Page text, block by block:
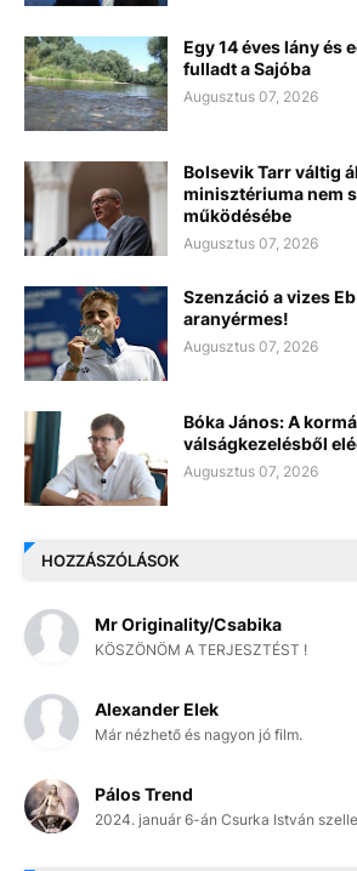
Egy 14 éves lány és
fulladt a Sajóba
Augusztus 07, 2026
Bolsevik Tarr váltig
minisztériuma nem
működésébe
Augusztus 07, 2026
Szenzáció a vizes
aranyérmes!
Augusztus 07, 2026
Bóka János: A
válságkezelésből
Augusztus 07, 2026
HOZZÁSZÓLÁSOK
Mr Originality/Csabika
KÖSZÖNÖM A TERJESZTÉST !
Alexander Elek
Már nézhető és nagyon jó film.
Pálos Trend
2024. január 6-án Csurka István